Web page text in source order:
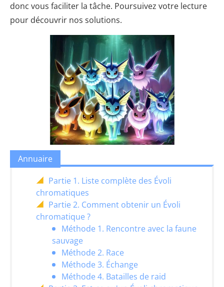
donc vous faciliter la tâche. Poursuivez votre lecture
pour découvrir nos solutions.
Annuaire
Partie 1. Liste complète des Évoli
chromatiques
Partie 2. Comment obtenir un Évoli
chromatique ?
Méthode 1. Rencontre avec la faune
sauvage
Méthode 2. Race
Méthode 3. Échange
Méthode 4. Batailles de raid